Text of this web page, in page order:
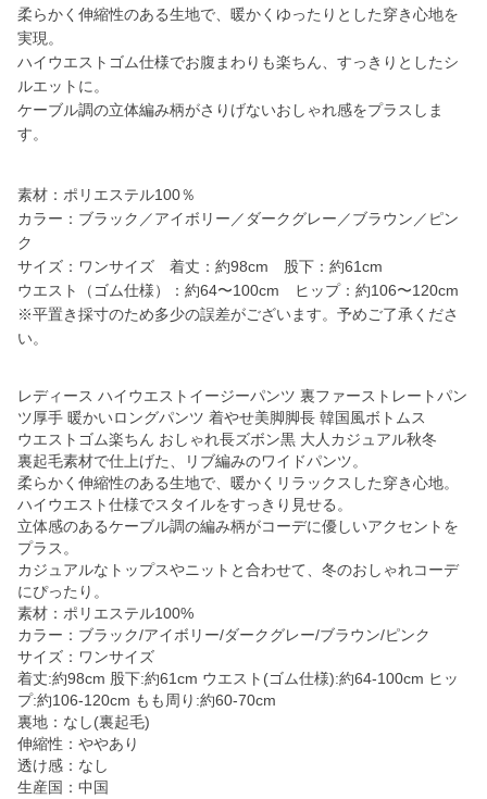
柔らかく伸縮性のある生地で、暖かくゆったりとした穿き心地を
実現。
ハイウエストゴム仕様でお腹まわりも楽ちん、すっきりとしたシ
ルエットに。
ケーブル調の立体編み柄がさりげないおしゃれ感をプラスしま
す。
素材：ポリエステル100％
カラー：ブラック／アイボリー／ダークグレー／ブラウン／ピン
ク
サイズ：ワンサイズ 着丈：約98cm 股下：約61cm
ウエスト（ゴム仕様）：約64〜100cm ヒップ：約106〜120cm
※平置き採寸のため多少の誤差がございます。予めご了承くださ
い。
レディース ハイウエストイージーパンツ 裏ファーストレートパン
ツ厚手 暖かいロングパンツ 着やせ美脚脚長 韓国風ボトムス
ウエストゴム楽ちん おしゃれ長ズボン黒 大人カジュアル秋冬
裏起毛素材で仕上げた、リブ編みのワイドパンツ。
柔らかく伸縮性のある生地で、暖かくリラックスした穿き心地。
ハイウエスト仕様でスタイルをすっきり見せる。
立体感のあるケーブル調の編み柄がコーデに優しいアクセントを
プラス。
カジュアルなトップスやニットと合わせて、冬のおしゃれコーデ
にぴったり。
素材：ポリエステル100%
カラー：ブラック/アイボリー/ダークグレー/ブラウン/ピンク
サイズ：ワンサイズ
着丈:約98cm 股下:約61cm ウエスト(ゴム仕様):約64-100cm ヒッ
プ:約106-120cm もも周り:約60-70cm
裏地：なし(裏起毛)
伸縮性：ややあり
透け感：なし
生産国：中国